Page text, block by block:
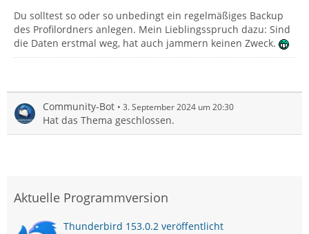
Du solltest so oder so unbedingt ein regelmäßiges Backup
des Profilordners anlegen. Mein Lieblingsspruch dazu: Sind
die Daten erstmal weg, hat auch jammern keinen Zweck.
Community-Bot 3. September 2024 um 20:30
Hat das Thema geschlossen.
Aktuelle Programmversion
Thunderbird 153.0.2 veröffentlicht